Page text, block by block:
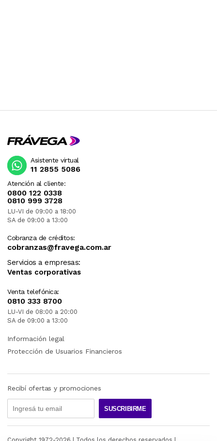
Atención al cliente:
0800 122 0338
0810 999 3728
LU-VI de 09:00 a 18:00
SA de 09:00 a 13:00
Cobranza de créditos:
cobranzas@fravega.com.ar
Servicios a empresas:
Ventas corporativas
Venta telefónica:
0810 333 8700
LU-VI de 08:00 a 20:00
SA de 09:00 a 13:00
Asistente virtual
11 2855 5086
Información legal
Protección de Usuarios Financieros
Recibí ofertas y promociones
SUSCRIBIRME